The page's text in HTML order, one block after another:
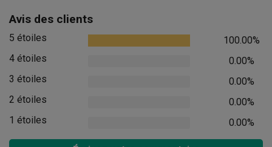
Avis des clients
5 étoiles
100.00%
4 étoiles
0.00%
3 étoiles
0.00%
2 étoiles
0.00%
1 étoiles
0.00%